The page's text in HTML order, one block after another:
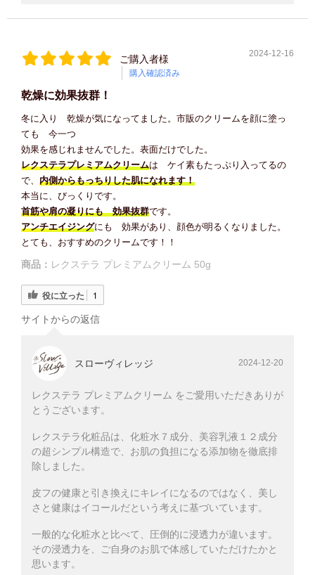
ご購入者様
購入確認済み
2024-12-16
乾燥に効果抜群！
冬に入り 乾燥が気になってました。市販のクリームを顔に塗っ
ても 今一つ
効果を感じれませんでした。表面だけでした。
レクステラプレミアムクリームは ケイ素もたっぷり入ってるの
で、 内側からもっちりした肌になれます！
本当に、びっくりです。
首筋や肩の凝りにも 効果抜群です。
アンチエイジングにも 効果があり、顔色が明るくなりました。
とても、おすすめのクリームです！！
商品： レクステラ プレミアムクリーム 50g
役に立った 1
サイトからの返信
スローヴィレッジ 2024-12-20
レクステラ プレミアムクリーム をご愛用いただきありが
とうございます。
レクステラ化粧品は、化粧水７成分、美容乳液１２成分
の超シンプル構造で、お肌の負担になる添加物を徹底排
除しました。
皮フの健康と引き換えにキレイになるのではなく、美し
さと健康はイコールだという考えに基づいています。
一般的な化粧水と比べて、圧倒的に浸透力が違います。
その浸透力を、ご自身のお肌で体感していただけたかと
思います。